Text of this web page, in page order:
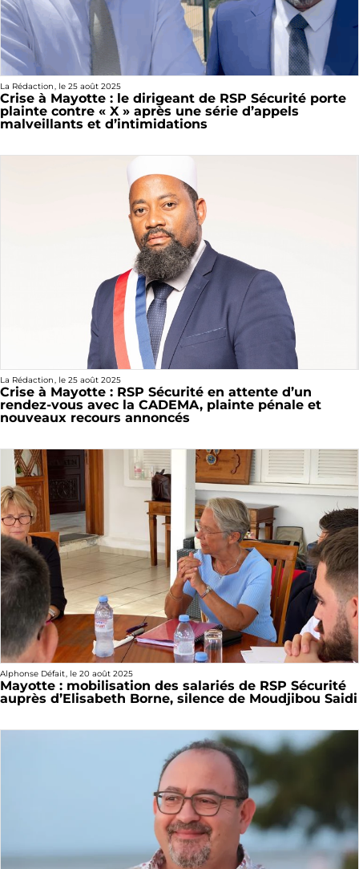
La Rédaction, le 25 août 2025
Crise à Mayotte : le dirigeant de RSP Sécurité porte
plainte contre « X » après une série d’appels
malveillants et d’intimidations
La Rédaction, le 25 août 2025
Crise à Mayotte : RSP Sécurité en attente d’un
rendez-vous avec la CADEMA, plainte pénale et
nouveaux recours annoncés
Alphonse Défait, le 20 août 2025
Mayotte : mobilisation des salariés de RSP Sécurité
auprès d’Elisabeth Borne, silence de Moudjibou Saidi